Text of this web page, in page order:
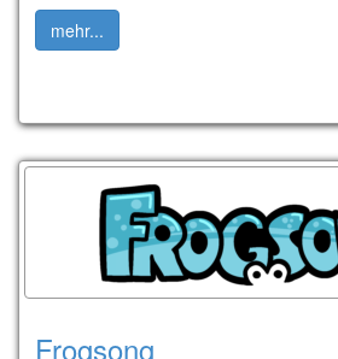
mehr...
Frogsong